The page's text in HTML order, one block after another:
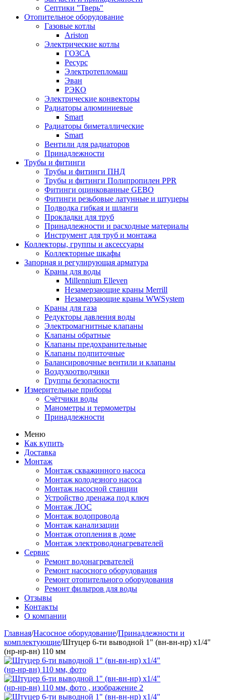
Септики "Тверь"
Отопительное оборудование
Газовые котлы
Ariston
Электрические котлы
ГОЗСА
Ресурс
Электротепломаш
Эван
РЭКО
Электрические конвекторы
Радиаторы алюминиевые
Smart
Радиаторы биметаллические
Smart
Вентили для радиаторов
Принадлежности
Трубы и фитинги
Трубы и фитинги ПНД
Трубы и фитинги Полипропилен PPR
Фитинги оцинкованные GEBO
Фитинги резьбовые латунные и штуцеры
Подводка гибкая и шланги
Прокладки для труб
Принадлежности и расходные материалы
Инструмент для труб и монтажа
Коллекторы, группы и аксессуары
Коллекторные шкафы
Запорная и регулирующая арматура
Краны для воды
Millennium Elleven
Незамерзающие краны Merrill
Незамерзающие краны WWSystem
Краны для газа
Редукторы давления воды
Электромагнитные клапаны
Клапаны обратные
Клапаны предохранительные
Клапаны подпиточные
Балансировочные вентили и клапаны
Воздухоотводчики
Группы безопасности
Измерительные приборы
Счётчики воды
Манометры и термометры
Принадлежности
Меню
Как купить
Доставка
Монтаж
Монтаж скважинного насоса
Монтаж колодезного насоса
Монтаж насосной станции
Устройство дренажа под ключ
Монтаж ЛОС
Монтаж водопровода
Монтаж канализации
Монтаж отопления в доме
Монтаж электроводонагревателей
Сервис
Ремонт водонагревателей
Ремонт насосного оборудования
Ремонт отопительного оборудования
Ремонт фильтров для воды
Отзывы
Контакты
О компании
Главная/Насосное оборудование/Принадлежности и
комплектующие/Штуцер 6-ти выводной 1" (вн-вн-нр) х1/4"
(нр-нр-вн) 110 мм